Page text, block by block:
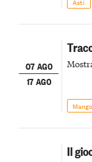
07 AGO
17 AGO
Mango
Il